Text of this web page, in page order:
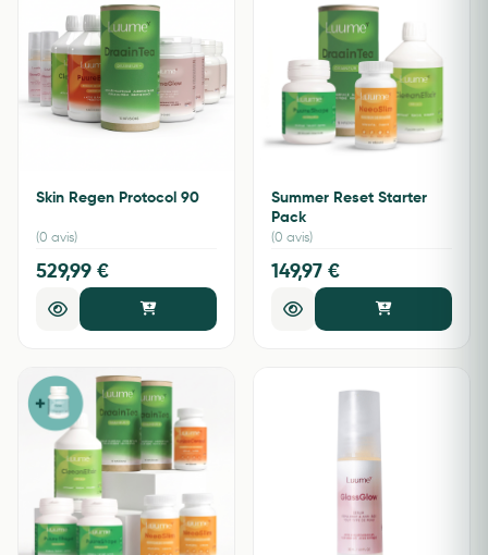
Skin Regen Protocol 90
(0 avis)
529,99 €
Summer Reset Starter
Pack
(0 avis)
149,97 €